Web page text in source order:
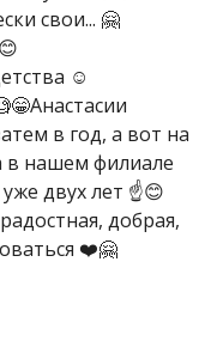
свои... 🤗
☺️
в год, а вот на
в нашем филиале
двух лет ☝️😊
добрая,
❤️🤗